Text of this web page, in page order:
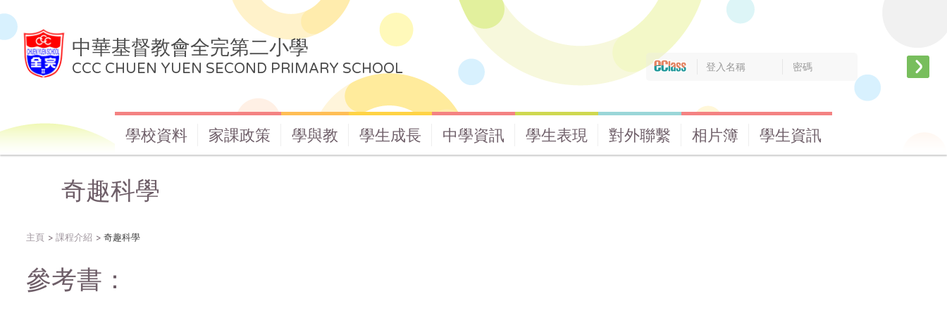
中華基督教會全完第二小學
CCC CHUEN YUEN SECOND PRIMARY SCHOOL
學校資料 家課政策 學與教 學生成長 中學資訊 學生表現 對外聯繫 相片簿 學生資訊
奇趣科學
主頁 課程介紹 奇趣科學
參考書：